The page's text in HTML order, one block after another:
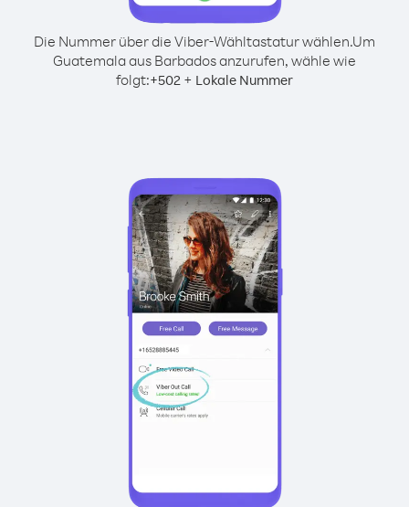
Die Nummer über die Viber-Wähltastatur wählen.Um
Guatemala aus Barbados anzurufen, wähle wie
folgt:+502 + Lokale Nummer